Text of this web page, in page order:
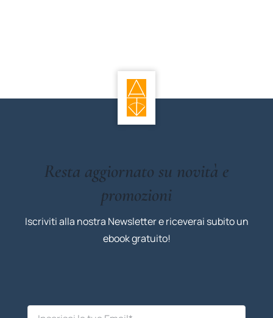
Resta aggiornato su novità e
promozioni
Iscriviti alla nostra Newsletter e riceverai subito un
ebook gratuito!